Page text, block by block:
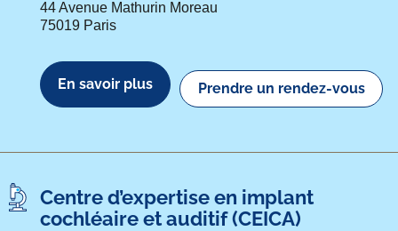
44 Avenue Mathurin Moreau
75019 Paris
En savoir plus Prendre un rendez-vous
Centre d’expertise en implant
cochléaire et auditif (CEICA)